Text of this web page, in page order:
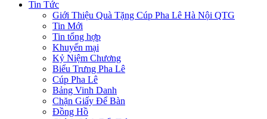
Tin Tức
Giới Thiệu Quà Tặng Cúp Pha Lê Hà Nội QTG
Tin Mới
Tin tổng hợp
Khuyến mại
Kỷ Niệm Chương
Biểu Trưng Pha Lê
Cúp Pha Lê
Bảng Vinh Danh
Chặn Giấy Để Bàn
Đồng Hồ